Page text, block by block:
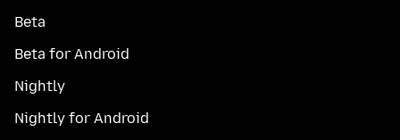
Beta
Beta for Android
Nightly
Nightly for Android